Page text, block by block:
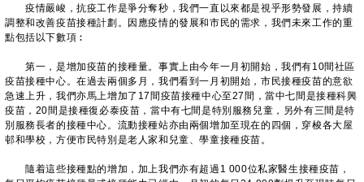
疫情嚴峻，抗疫工作是爭分奪秒，我們一直以來都是視乎形勢發展，持續
調整和改善疫苗接種計劃。因應疫情的發展和市民的需求，我們未來工作的重
點包括以下數項︰
第一，是增加疫苗的接種量。事實上由今年一月初開始，我們有10間社區
疫苗接種中心。在過去兩個多月，我們看到一月初開始，市民接種疫苗的意欲
急速上升，我們亦馬上增加了17間疫苗接種中心至27間，當中七間是接種科興
疫苗，20間是接種復必泰疫苗，當中有七間是特別服務兒童，另外有三間是特
別服務長者的接種中心。流動接種站亦由兩個增加至現在的四個，穿梭各大屋
邨和學校，方便市民特別是老人家和兒童、學童接種疫苗。
隨着這些接種點的增加，加上我們亦有超過1 000位私家醫生接種疫苗，